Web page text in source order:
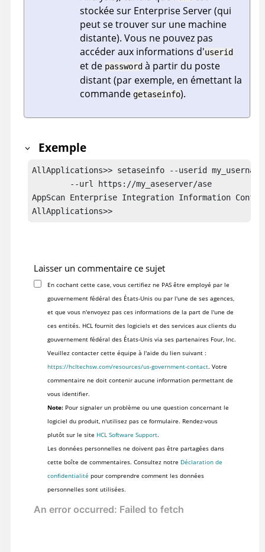
stockée sur Enterprise Server(qui
peut se trouver sur une machine
distante). Vous ne pouvez pas
accéder aux informations d'userid
et de password à partir du poste
distant (par exemple, en émettant la
commande getaseinfo).
Exemple
AllApplications>> setaseinfo --userid my_username
AppScan Enterprise Integration Information
AllApplications>>
Laisser un commentaire ce sujet
En cochant cette case, vous certifiez ne PAS être employé par le
gouvernement fédéral des États-Unis ou par l'une de ses agences,
et que vous n'envoyez pas ces informations de la part de l'une de
ces entités. HCL fournit des logiciels et des services aux clients du
gouvernement fédéral des États-Unis via ses partenaires Four, Inc.
Veuillez contacter cette équipe à l'aide du lien suivant :
https://hcltechsw.com/resources/us-government-contact. Votre
commentaire ne doit contenir aucune information permettant de
vous identifier.
Note:Pour signaler un problème ou une question concernant le
logiciel du produit, n'utilisez pas ce formulaire. Rendez-vous
plutôt sur le site HCL Software Support.
Les données personnelles ne doivent pas être partagées dans
cette boîte de commentaires. Consultez notre Déclaration de
confidentialité pour comprendre comment les données
personnelles sont utilisées.